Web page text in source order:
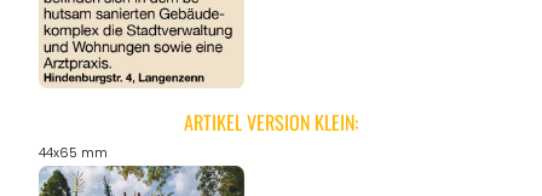
ARTIKEL VERSION KLEIN:
44x65 mm